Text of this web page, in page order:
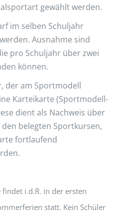
gewählt werden.
im selben Schuljahr
Ausnahme sind
pro Schuljahr über zwei
können.
der am Sportmodell
Karteikarte (Sportmodell-
dient als Nachweis über
belegten Sportkursen,
fortlaufend
i.d.R. in der ersten
statt. Kein Schüler